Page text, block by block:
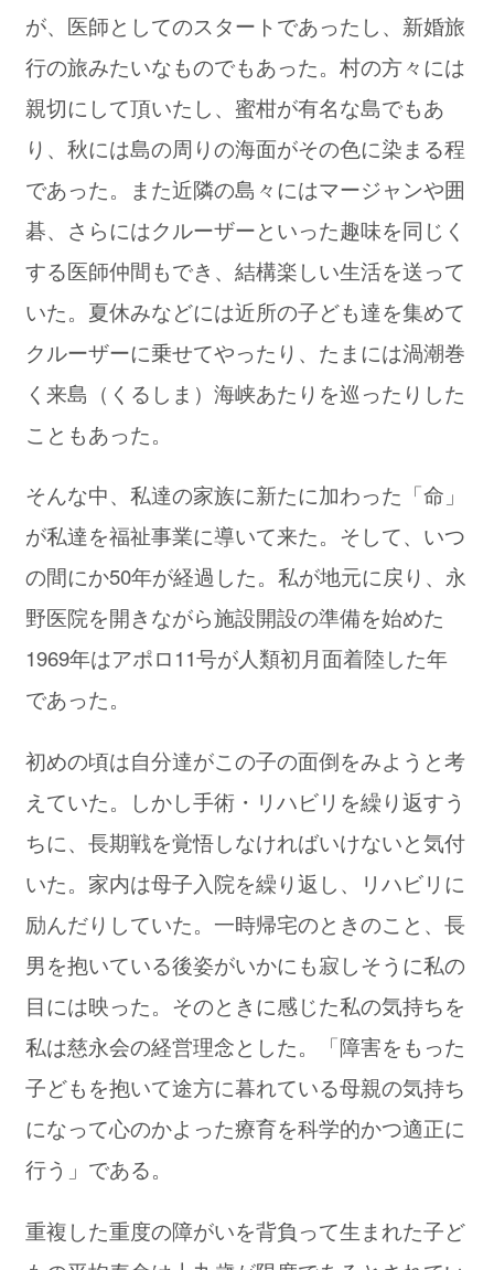
が、医師としてのスタートであったし、新婚旅
行の旅みたいなものでもあった。村の方々には
親切にして頂いたし、蜜柑が有名な島でもあ
り、秋には島の周りの海面がその色に染まる程
であった。また近隣の島々にはマージャンや囲
碁、さらにはクルーザーといった趣味を同じく
する医師仲間もでき、結構楽しい生活を送って
いた。夏休みなどには近所の子ども達を集めて
クルーザーに乗せてやったり、たまには渦潮巻
く来島（くるしま）海峡あたりを巡ったりした
こともあった。
そんな中、私達の家族に新たに加わった「命」
が私達を福祉事業に導いて来た。そして、いつ
の間にか50年が経過した。私が地元に戻り、永
野医院を開きながら施設開設の準備を始めた
1969年はアポロ11号が人類初月面着陸した年
であった。
初めの頃は自分達がこの子の面倒をみようと考
えていた。しかし手術・リハビリを繰り返すう
ちに、長期戦を覚悟しなければいけないと気付
いた。家内は母子入院を繰り返し、リハビリに
励んだりしていた。一時帰宅のときのこと、長
男を抱いている後姿がいかにも寂しそうに私の
目には映った。そのときに感じた私の気持ちを
私は慈永会の経営理念とした。「障害をもった
子どもを抱いて途方に暮れている母親の気持ち
になって心のかよった療育を科学的かつ適正に
行う」である。
重複した重度の障がいを背負って生まれた子ど